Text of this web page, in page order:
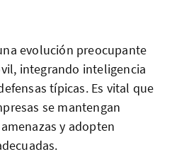
evolución preocupante
integrando inteligencia
típicas. Es vital que
se mantengan
y adopten